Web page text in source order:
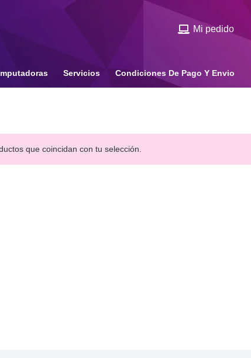
Mi pedido
Servicios Condiciones De Pago Y Envio
que coincidan con tu selección.